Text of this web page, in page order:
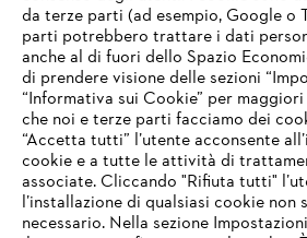
STIHL FAQ
Service
IHR BROWSER WIRD
UNTERSTÜTZT
Sie nutzen einen Browser, den wir noch
da terze parti (ad esempio, Google o
parti potrebbero trattare i dati
anche al di fuori dello Spazio
di prendere visione delle sezioni
“Informativa sui Cookie” per
che noi e terze parti facciamo dei
“Accetta tutti” l’utente acconsente
cookie e a tutte le attività di
associate. Cliccando "Rifiuta tutti"
l’installazione di qualsiasi cookie non
necessario. Nella sezione